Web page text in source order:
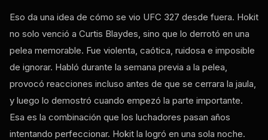
Eso da una idea de cómo se vio UFC 327 desde fuera. Hokit
no solo venció a Curtis Blaydes, sino que lo derrotó en una
pelea memorable. Fue violenta, caótica, ruidosa e imposible
de ignorar. Habló durante la semana previa a la pelea,
provocó reacciones incluso antes de que se cerrara la jaula,
y luego lo demostró cuando empezó la parte importante.
Esa es la combinación que los luchadores pasan años
intentando perfeccionar. Hokit la logró en una sola noche.